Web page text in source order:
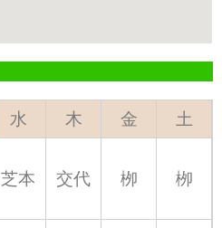
水 木 金
土
芝本 交代 栁 栁